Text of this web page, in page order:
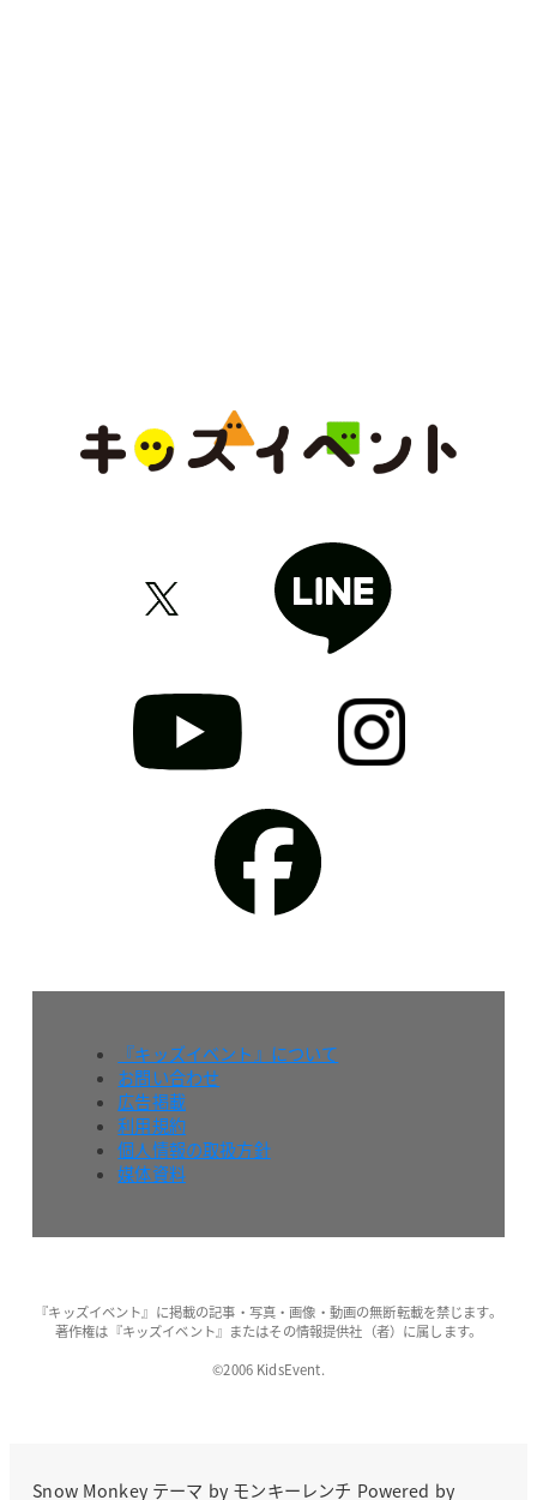
『キッズイベント』について
お問い合わせ
広告掲載
利用規約
個人情報の取扱方針
媒体資料
『キッズイベント』に掲載の記事・写真・画像・動画の無断転載を禁じます。
著作権は『キッズイベント』またはその情報提供社（者）に属します。
©2006 KidsEvent.
Snow Monkeyテーマ by モンキーレンチ Powered by